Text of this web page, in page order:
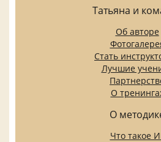
Татьяна и
Об авторе
Стать
Лучшие
О
О
Что такое